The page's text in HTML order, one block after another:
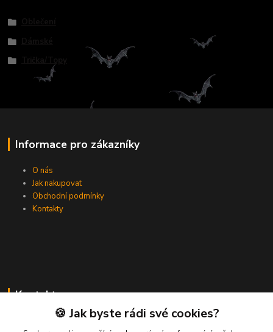
Informace pro zákazníky
O nás
Jak nakupovat
Obchodní podmínky
Kontakty
Kontakty
🍪 Jak byste rádi své cookies?